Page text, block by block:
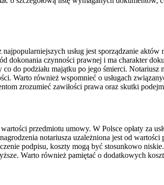
usług jest sporządzanie
czynności prawnej i ma charakter
do podziału majątku po jego śmierci.
Warto również wspomnieć o usługach
zrozumieć zawiłości prawa oraz skutki
przedmiotu umowy. W Polsce opłaty za
notariusza uzależniona jest od
podpisu, koszty mogą być stosunkowo
Warto również pamiętać o dodatkowych